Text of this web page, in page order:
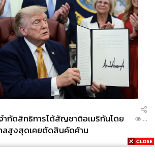
ำกัดสิทธิการได้สัญชาติอเมริกันโดย
ลสูงสุดเคยตัดสินคัดค้าน
...